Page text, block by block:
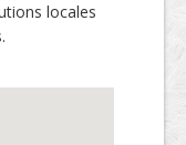
locales